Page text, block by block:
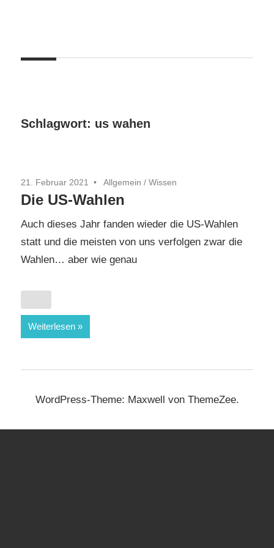
Schlagwort: us wahen
21. Februar 2021 Allgemein / Wissen
Die US-Wahlen
Auch dieses Jahr fanden wieder die US-Wahlen
statt und die meisten von uns verfolgen zwar die
Wahlen… aber wie genau
Weiterlesen
WordPress-Theme: Maxwell von ThemeZee.